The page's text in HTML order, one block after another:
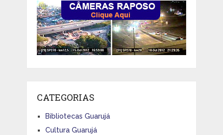
CATEGORIAS
Bibliotecas Guarujá
Cultura Guarujá